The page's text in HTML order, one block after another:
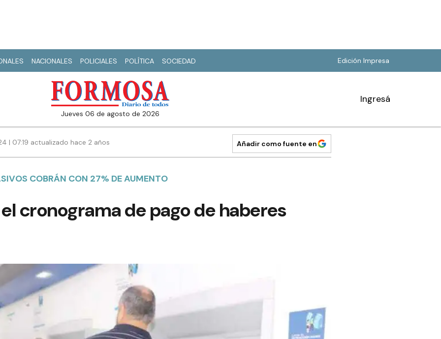
NACIONALES POLICIALES POLÍTICA SOCIEDAD Edición Impresa
jueves 06 de agosto de 2026
Ingresá
| 07:19 actualizado hace 2 años Añadir como fuente en
COBRÁN CON 27% DE AUMENTO
cronograma de pago de haberes